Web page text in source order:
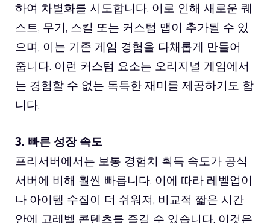
하여 차별화를 시도합니다. 이로 인해 새로운 퀘
스트, 무기, 스킬 또는 커스텀 맵이 추가될 수 있
으며, 이는 기존 게임 경험을 다채롭게 만들어
줍니다. 이런 커스텀 요소는 오리지널 게임에서
는 경험할 수 없는 독특한 재미를 제공하기도 합
니다.
3. 빠른 성장 속도
프리서버에서는 보통 경험치 획득 속도가 공식
서버에 비해 훨씬 빠릅니다. 이에 따라 레벨업이
나 아이템 수집이 더 쉬워져, 비교적 짧은 시간
안에 고레벨 콘텐츠를 즐길 수 있습니다. 이것은